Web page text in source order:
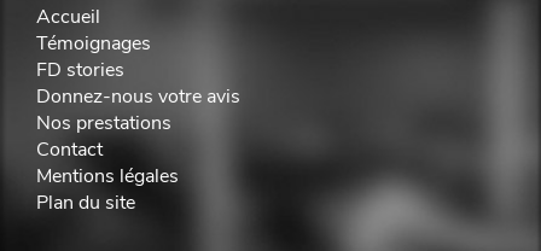
Accueil
Témoignages
FD stories
Donnez-nous votre avis
Nos prestations
Contact
Mentions légales
Plan du site